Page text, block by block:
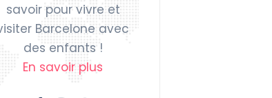
savoir pour vivre et
Barcelone avec
des enfants !
En savoir plus